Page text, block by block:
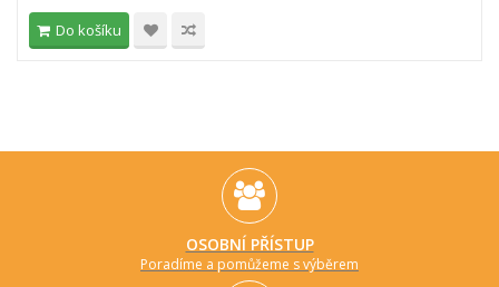
Do košíku
OSOBNÍ PŘÍSTUP
Poradíme a pomůžeme s výběrem